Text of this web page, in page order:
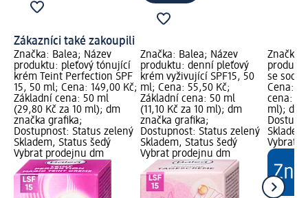
Zákazníci také zakoupili
Značka: Balea; Název
produktu: pleťový tónující
krém Teint Perfection SPF
15, 50 ml; Cena: 149,00 Kč;
Základní cena: 50 ml
(29,80 Kč za 10 ml); dm
značka grafika;
Dostupnost: Status zelený
Skladem, Status šedý
Vybrat prodejnu dm
Značka: Balea; Název
produktu: denní pleťový
krém vyživující SPF15, 50
ml; Cena: 55,50 Kč;
Základní cena: 50 ml
(11,10 Kč za 10 ml); dm
značka grafika;
Dostupnost: Status zelený
Skladem, Status šedý
Vybrat prodejnu dm
Značka:
se
Cena:
cena: 50
ml); dm
Vybrat